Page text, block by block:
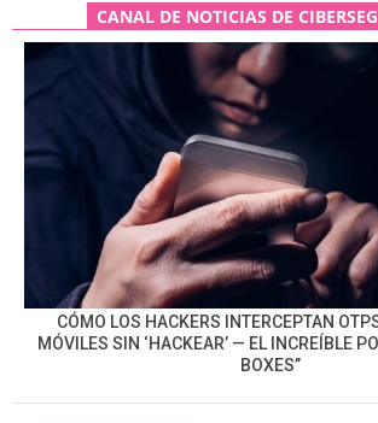
CANAL DE NOTICIAS DE
CÓMO LOS HACKERS INTERCEPTAN
MÓVILES SIN ‘HACKEAR’ — EL INCREÍBLE
BOXES”